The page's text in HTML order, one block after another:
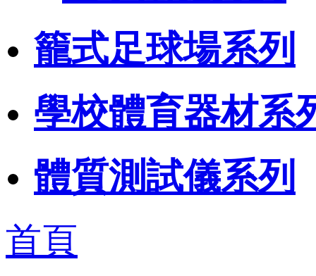
籠式足球場系列
學校體育器材系
體質測試儀系列
首頁